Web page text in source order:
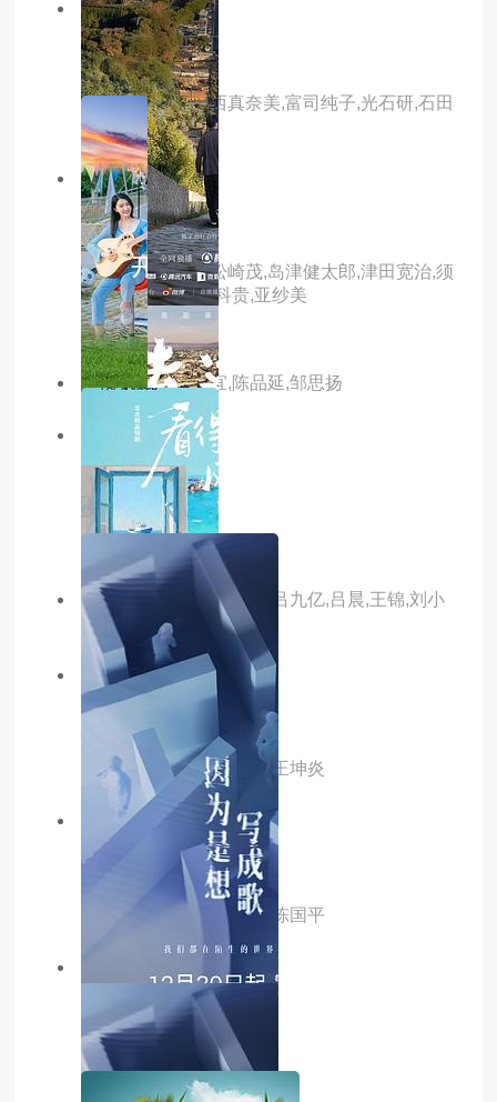
1.0分 hd
死神的精度
主演：金城武,小西真奈美,富司纯子,光石研,石田
卓也
10.0分 hd
死亡寿司
主演：武田梨奈,松崎茂,岛津健太郎,津田宽治,须
贺贵匡,手塚通,仁科贵,亚纱美
主演：彦希,蔡卓宜,陈品延,邹思扬
更新至01集
去远方第二季
主演：吴彦祖
主演：隋存毅,李恰,李博,吕九亿,吕晨,王锦,刘小
宾,杨明,冯奕鸣
5.0分 hd
主演：秦宇,李芷珺,姿娜,王坤炎
hd
债途囧事
主演：张杰,池瑞淋,卢山,陈国平
更新至04集
看得见风景的窗
主演：张雪迎,高至霆